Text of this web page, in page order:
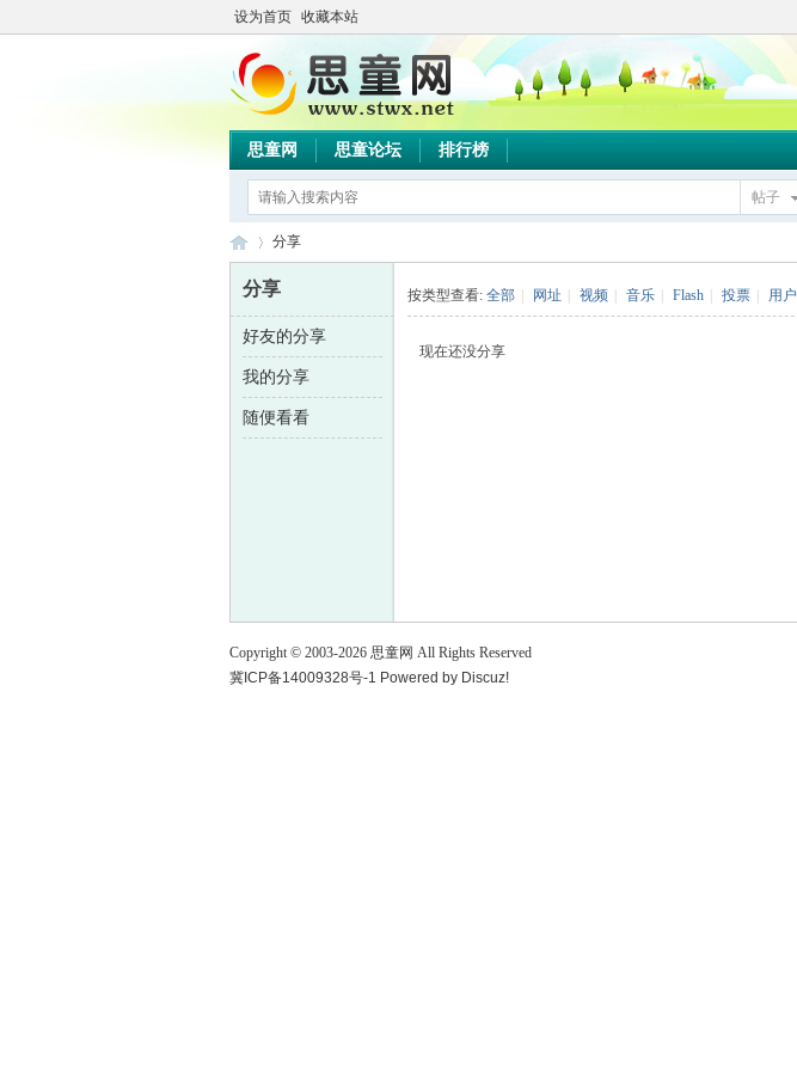
设为首页 收藏本站
思童网 思童论坛 排行榜
帖子
思 ›
分享
分享
好友的分享
我的分享
随便看看
按类型查看: 全部 网址 视频 音乐 Flash 投票 用户
现在还没分享
Copyright © 2003-2026 思童网 All Rights Reserved
冀ICP备14009328号-1 Powered by Discuz!